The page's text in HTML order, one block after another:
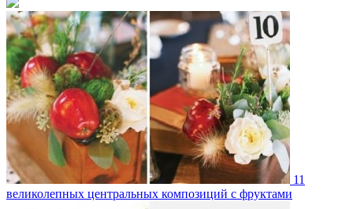
11
великолепных центральных композиций с фруктами